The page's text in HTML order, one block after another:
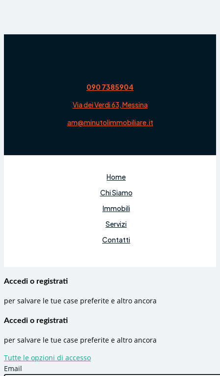
090 7385904
Via dei Verdi 63, Messina
am@minutolimmobiliare.it
Home
Chi Siamo
Immobili
Servizi
Contatti
Accedi o registrati
per salvare le tue case preferite e altro ancora
Accedi o registrati
per salvare le tue case preferite e altro ancora
Tutte le opzioni di accesso
Email